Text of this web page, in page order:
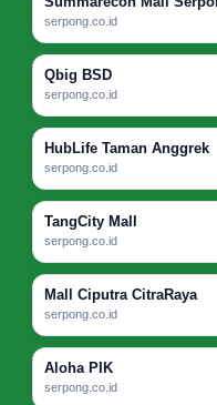
serpong.co.id
Qbig BSD
serpong.co.id
HubLife Taman Anggrek
serpong.co.id
TangCity Mall
serpong.co.id
Mall Ciputra CitraRaya
serpong.co.id
Aloha PIK
serpong.co.id